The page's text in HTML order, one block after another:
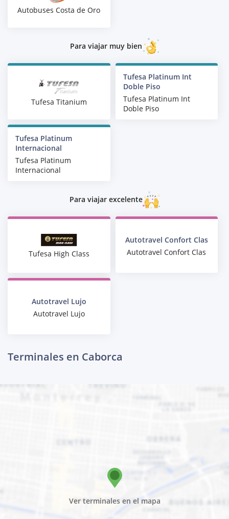
Autobuses Costa de Oro
Para viajar muy bien
Tufesa Titanium
Tufesa Platinum Int
Doble Piso
Tufesa Platinum Int
Doble Piso
Tufesa Platinum
Internacional
Tufesa Platinum
Internacional
Para viajar excelente
Tufesa High Class
Autotravel Confort Clas
Autotravel Confort Clas
Autotravel Lujo
Autotravel Lujo
Terminales en Caborca
Ver terminales en el mapa